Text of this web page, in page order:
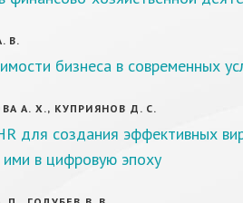
В.
бизнеса в современных
А. Х., КУПРИЯНОВ Д. С.
для создания эффективных
ими в цифровую эпоху